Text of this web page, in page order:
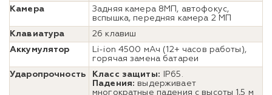
Камера
Задняя камера 8МП, автофокус,
вспышка, передняя камера 2 МП
Клавиатура
26 клавиш
Аккумулятор
Li-ion 4500 мАч (12+ часов работы),
горячая замена батареи
Ударопрочность
Класс защиты:
IP65.
Падения: выдерживает
многократные падения с высоты 1,5 м